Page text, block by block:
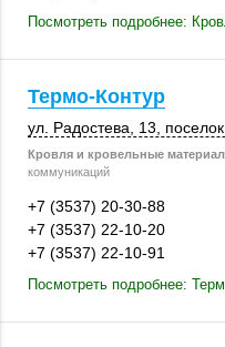
Посмотреть подробнее:
Термо-Контур
ул. Радостева, 13
Кровля и кровельные
коммуникаций
+7 (3537) 20-30-88
+7 (3537) 22-10-20
+7 (3537) 22-10-91
Посмотреть подробнее: